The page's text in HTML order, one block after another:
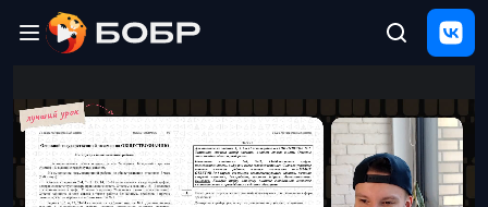
ЩЕЛЧОК
2026
Полезные
материалы